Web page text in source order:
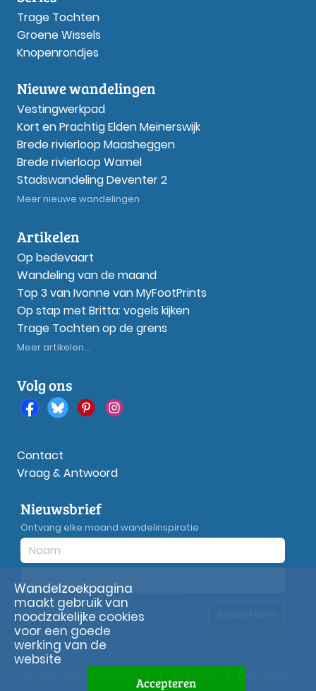
Trage Tochten
Groene Wissels
Knopenrondjes
Nieuwe wandelingen
Vestingwerkpad
Kort en Prachtig Elden Meinerswijk
Brede rivierloop Maasheggen
Brede rivierloop Wamel
Stadswandeling Deventer 2
Meer nieuwe wandelingen
Artikelen
Op bedevaart
Wandeling van de maand
Top 3 van Ivonne van MyFootPrints
Op stap met Britta: vogels kijken
Trage Tochten op de grens
Meer artikelen...
Volg ons
Contact
Vraag & Antwoord
Nieuwsbrief
Ontvang elke maand wandelinspiratie
Privacyverklaring
© Wandelzoekpagina.nl
Wandelzoekpagina
maakt gebruik van
noodzakelijke cookies
voor een goede
werking van de
website
Accepteren